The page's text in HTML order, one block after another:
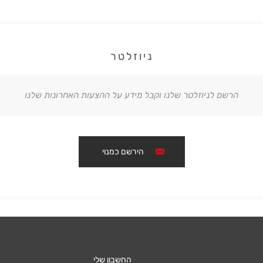
ניוזלטר
הרשם לניוזלטר שלנו וקבל מידע על ההצעות האחרונות שלנו
הירשם כמנוי
החשבון שלי